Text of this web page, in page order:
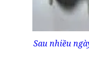
Sau nhiều